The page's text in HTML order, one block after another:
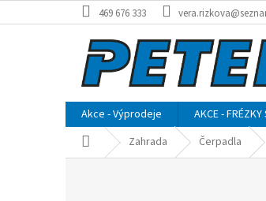
na
469 676 333
Akce - Výprodeje AKCE -
Domů Zahrada Čerpadla